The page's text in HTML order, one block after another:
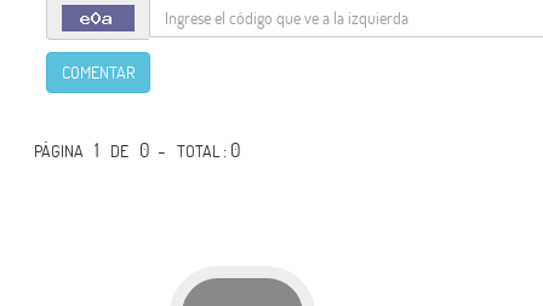
COMENTAR
PÁGINA 1 DE 0 -TOTAL: 0